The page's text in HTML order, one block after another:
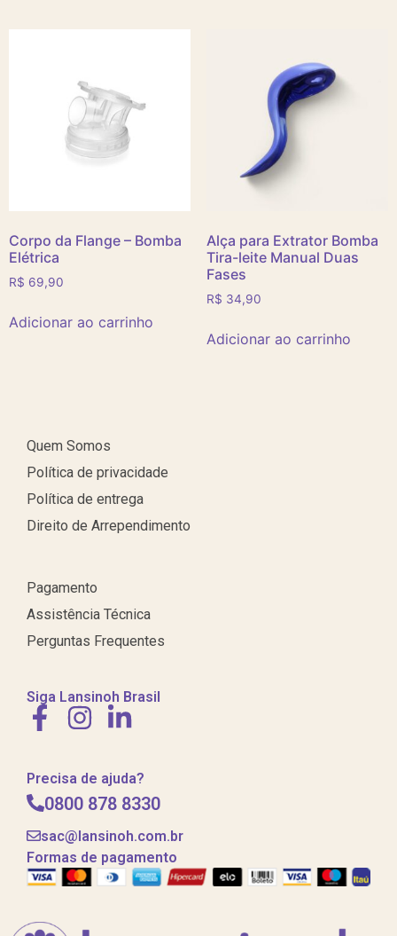
Corpo da Flange – Bomba
Elétrica
R$ 69,90
Adicionar ao carrinho
Alça para Extrator Bomba
Tira-leite Manual Duas
Fases
R$ 34,90
Adicionar ao carrinho
Quem Somos
Política de privacidade
Política de entrega
Direito de Arrependimento
Pagamento
Assistência Técnica
Perguntas Frequentes
Siga Lansinoh Brasil
Precisa de ajuda?
0800 878 8330
sac@lansinoh.com.br
Formas de pagamento